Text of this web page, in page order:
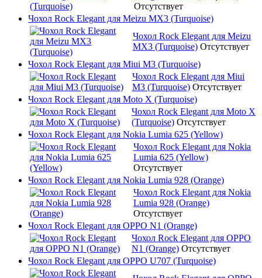
Отсутствует
Чохол Rock Elegant для Meizu MX3 (Turquoise)
Чохол Rock Elegant для Meizu
MX3 (Turquoise) Отсутствует
Чохол Rock Elegant для Miui M3 (Turquoise)
Чохол Rock Elegant для Miui
M3 (Turquoise) Отсутствует
Чохол Rock Elegant для Moto X (Turquoise)
Чохол Rock Elegant для Moto X
(Turquoise) Отсутствует
Чохол Rock Elegant для Nokia Lumia 625 (Yellow)
Чохол Rock Elegant для Nokia
Lumia 625 (Yellow)
Отсутствует
Чохол Rock Elegant для Nokia Lumia 928 (Orange)
Чохол Rock Elegant для Nokia
Lumia 928 (Orange)
Отсутствует
Чохол Rock Elegant для OPPO N1 (Orange)
Чохол Rock Elegant для OPPO
N1 (Orange) Отсутствует
Чохол Rock Elegant для OPPO U707 (Turquoise)